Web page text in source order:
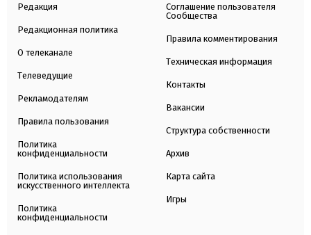
Редакция
Редакционная политика
О телеканале
Телеведущие
Рекламодателям
Правила пользования
Политика
конфиденциальности
Политика использования
искусственного интеллекта
Политика
конфиденциальности
Соглашение пользователя
Сообщества
Правила комментирования
Техническая информация
Контакты
Вакансии
Структура собственности
Архив
Карта сайта
Игры